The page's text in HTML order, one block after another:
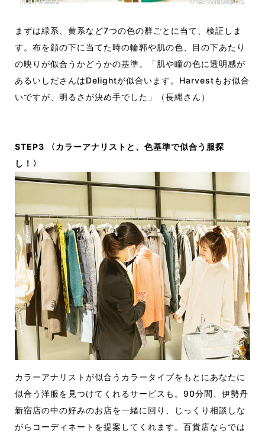
まずは緑系、黄系など7つの色の群ごとに当て、検証しま
す。布を顔の下に当てた時の輪郭や肌の色、目の下あたり
の映りが似合うかどうかの基準。「肌や瞳の色に透明感が
あるいしださんはDelightが似合います。Harvestもお似合
いですが、明るさが決め手でした」（長縄さん）
STEP3 〈カラーアナリストと、色基準で似合う服探
し！〉
カラーアナリストが似合うカラータイプをもとにあなたに
似合う洋服を見つけてくれるサービスも。90分間、伊勢丹
新宿店の中の好みのお店を一緒に回り、じっくり相談しな
がらコーディネートを提案してくれます。百貨店ならでは